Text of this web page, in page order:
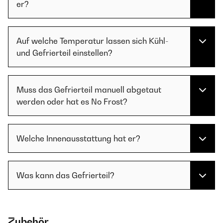
er?
Auf welche Temperatur lassen sich Kühl-
und Gefrierteil einstellen?
Muss das Gefrierteil manuell abgetaut
werden oder hat es No Frost?
Welche Innenausstattung hat er?
Was kann das Gefrierteil?